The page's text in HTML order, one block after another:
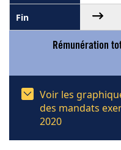
Rémunération
Voir les
des mandats
2020